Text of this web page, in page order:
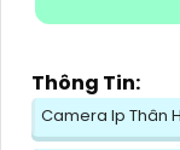
Thông Tin:
Camera Ip Thân